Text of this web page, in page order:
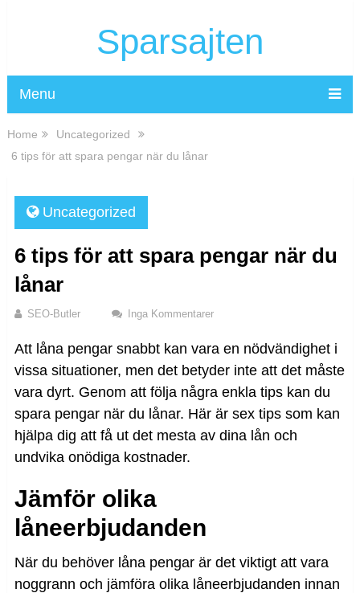
Sparsajten
Menu
Home
Uncategorized
6 tips för att spara pengar när du lånar
Uncategorized
6 tips för att spara pengar när du
lånar
SEO-Butler Inga Kommentarer
Att låna pengar snabbt kan vara en nödvändighet i
vissa situationer, men det betyder inte att det måste
vara dyrt. Genom att följa några enkla tips kan du
spara pengar när du lånar. Här är sex tips som kan
hjälpa dig att få ut det mesta av dina lån och
undvika onödiga kostnader.
Jämför olika
låneerbjudanden
När du behöver låna pengar är det viktigt att vara
noggrann och jämföra olika låneerbjudanden innan